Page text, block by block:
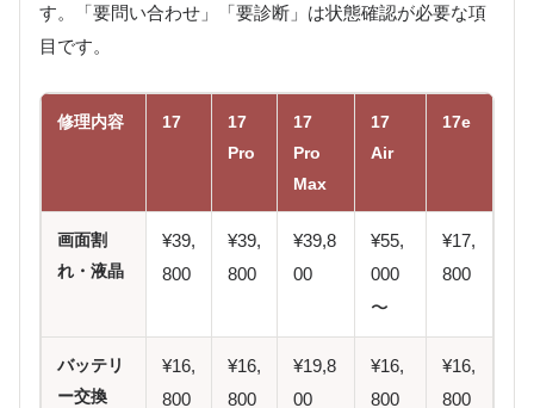
す。「要問い合わせ」「要診断」は状態確認が必要な項
目です。
修理内容 17
17
Pro
17
Pro
Max
17
Air
17e
画面割
れ・液晶
¥39,
800
¥39,
800
¥39,8
00
¥55,
000
〜
¥17,
800
バッテリ
ー交換
¥16,
800
¥16,
800
¥19,8
00
¥16,
800
¥16,
800